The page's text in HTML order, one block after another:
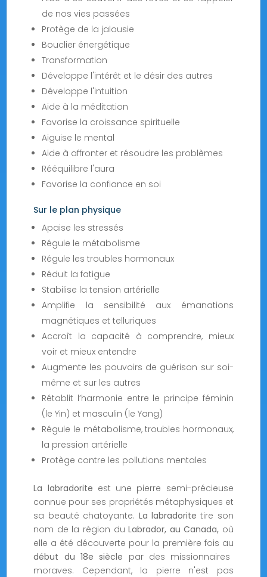
de nos vies passées
Protège de la jalousie
Bouclier énergétique
Transformation
Développe l'intérêt et le désir des autres
Développe l'intuition
Aide à la méditation
Favorise la croissance spirituelle
Aiguise le mental
Aide à affronter et résoudre les problèmes
Rééquilibre l'aura
Favorise la confiance en soi
Sur le plan physique
Apaise les stressés
Régule le métabolisme
Régule les troubles hormonaux
Réduit la fatigue
Stabilise la tension artérielle
Amplifie la sensibilité aux émanations
magnétiques et telluriques
Accroît la capacité à comprendre, mieux
voir et mieux entendre
Augmente les pouvoirs de guérison sur soi-
même et sur les autres
Rétablit l’harmonie entre le principe féminin
(le Yin) et masculin (le Yang)
Régule le métabolisme, troubles hormonaux,
la pression artérielle
Protège contre les pollutions mentales
La labradorite est une pierre semi-précieuse
connue pour ses propriétés métaphysiques et
sa beauté chatoyante. La labradorite tire son
nom de la région du Labrador, au Canada, où
elle a été découverte pour la première fois au
début du 18e siècle par des missionnaires
moraves. Cependant, la pierre n'est pas